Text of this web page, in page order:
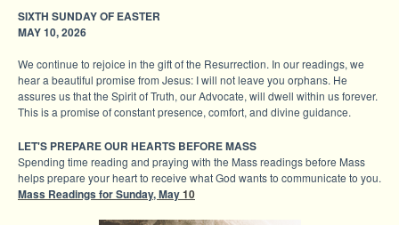
SIXTH SUNDAY OF EASTER
MAY 10, 2026
We continue to rejoice in the gift of the Resurrection. In our readings, we
hear a beautiful promise from Jesus: I will not leave you orphans. He
assures us that the Spirit of Truth, our Advocate, will dwell within us forever.
This is a promise of constant presence, comfort, and divine guidance.
LET'S PREPAREOUR HEARTS BEFORE MASS
Spending time reading and praying with the Mass readings before Mass
helps prepare your heart to receive what God wants to communicate to you.
Mass Readings for Sunday, May10